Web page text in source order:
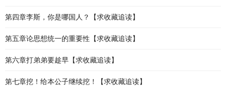
第四章李斯，你是哪国人？【求收藏追读】
第五章论思想统一的重要性【求收藏追读】
第六章打弟弟要趁早【求收藏追读】
第七章挖！给本公子继续挖！【求收藏追读】